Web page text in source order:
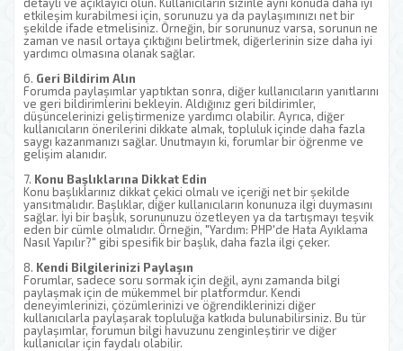
etkileşim kurabilmesi için, sorunuzu ya da paylaşımınızı net bir
şekilde ifade etmelisiniz. Örneğin, bir sorununuz varsa, sorunun ne
zaman ve nasıl ortaya çıktığını belirtmek, diğerlerinin size daha iyi
yardımcı olmasına olanak sağlar.
6. Geri Bildirim Alın
Forumda paylaşımlar yaptıktan sonra, diğer kullanıcıların yanıtlarını
ve geri bildirimlerini bekleyin. Aldığınız geri bildirimler,
düşüncelerinizi geliştirmenize yardımcı olabilir. Ayrıca, diğer
kullanıcıların önerilerini dikkate almak, topluluk içinde daha fazla
saygı kazanmanızı sağlar. Unutmayın ki, forumlar bir öğrenme ve
gelişim alanıdır.
7. Konu Başlıklarına Dikkat Edin
Konu başlıklarınız dikkat çekici olmalı ve içeriği net bir şekilde
yansıtmalıdır. Başlıklar, diğer kullanıcıların konunuza ilgi duymasını
sağlar. İyi bir başlık, sorununuzu özetleyen ya da tartışmayı teşvik
eden bir cümle olmalıdır. Örneğin, "Yardım: PHP'de Hata Ayıklama
Nasıl Yapılır?" gibi spesifik bir başlık, daha fazla ilgi çeker.
8. Kendi Bilgilerinizi Paylaşın
Forumlar, sadece soru sormak için değil, aynı zamanda bilgi
paylaşmak için de mükemmel bir platformdur. Kendi
deneyimlerinizi, çözümlerinizi ve öğrendiklerinizi diğer
kullanıcılarla paylaşarak topluluğa katkıda bulunabilirsiniz. Bu tür
paylaşımlar, forumun bilgi havuzunu zenginleştirir ve diğer
kullanıcılar için faydalı olabilir.